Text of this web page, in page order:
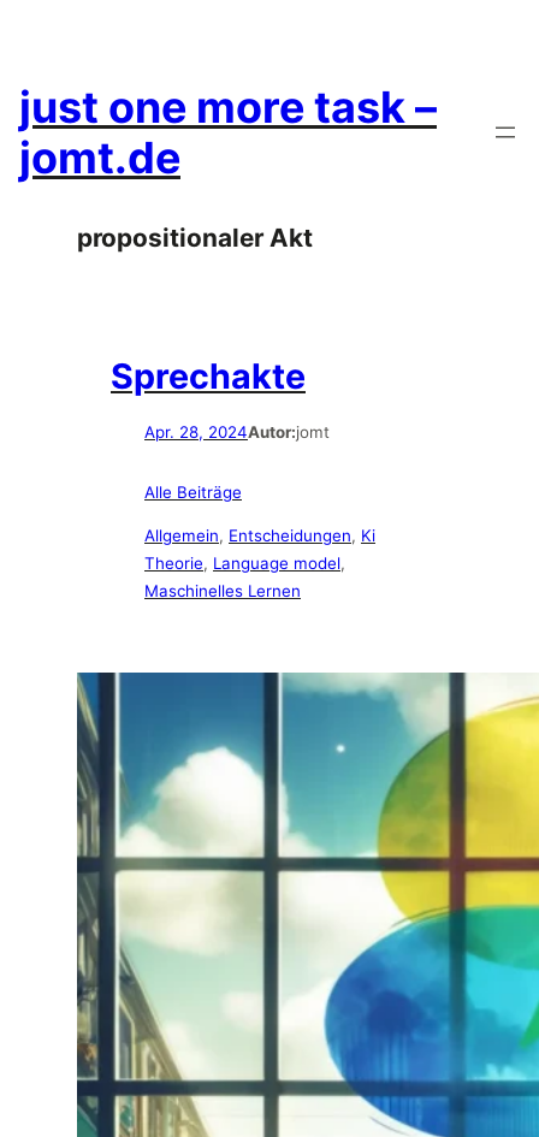
just one more task –
jomt.de
propositionaler Akt
Sprechakte
Apr. 28, 2024Autor:jomt
Alle Beiträge
Allgemein, Entscheidungen, Ki
Theorie, Language model
Maschinelles Lernen